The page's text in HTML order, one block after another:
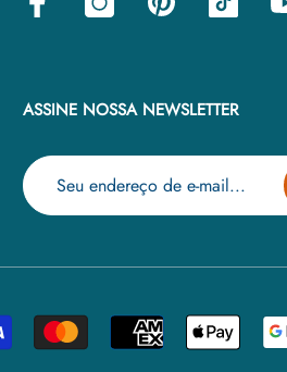
ASSINE NOSSA NEWSLETTER